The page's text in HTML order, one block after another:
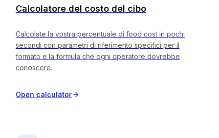
Calcolatore del costo del cibo
Calcolate la vostra percentuale di food cost in pochi
secondi con parametri di riferimento specifici per il
formato e la formula che ogni operatore dovrebbe
conoscere.
Open calculator